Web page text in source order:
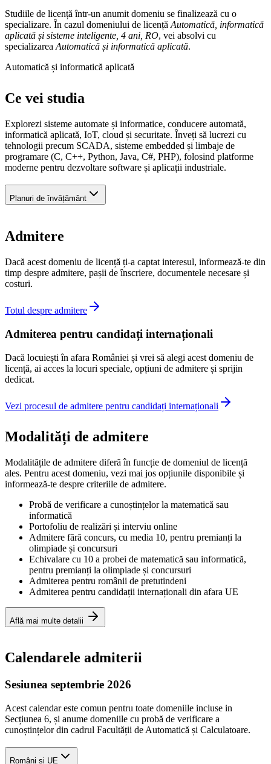
Studiile de licență într-un anumit domeniu se finalizează cu o
specializare. În cazul domeniului de licență Automatică, informatică
aplicată și sisteme inteligente, 4 ani, RO, vei absolvi cu
specializarea Automatică și informatică aplicată.
Automatică și informatică aplicată
Ce vei studia
Explorezi sisteme automate și informatice, conducere automată,
informatică aplicată, IoT, cloud și securitate. Înveți să lucrezi cu
tehnologii precum SCADA, sisteme embedded și limbaje de
programare (C, C++, Python, Java, C#, PHP), folosind platforme
moderne pentru dezvoltare software și aplicații industriale.
Planuri de învățământ
Admitere
Dacă acest domeniu de licență ți-a captat interesul, informează-te din
timp despre admitere, pașii de înscriere, documentele necesare și
costuri.
Totul despre admitere
Admiterea pentru candidați internaționali
Dacă locuiești în afara României și vrei să alegi acest domeniu de
licență, ai acces la locuri speciale, opțiuni de admitere și sprijin
dedicat.
Vezi procesul de admitere pentru candidați internaționali
Modalități de admitere
Modalitățile de admitere diferă în funcție de domeniul de licență
ales. Pentru acest domeniu, vezi mai jos opțiunile disponibile și
informează-te despre criteriile de admitere.
Probă de verificare a cunoștințelor la matematică sau
informatică
Portofoliu de realizări și interviu online
Admitere fără concurs, cu media 10, pentru premianți la
olimpiade și concursuri
Echivalare cu 10 a probei de matematică sau informatică,
pentru premianți la olimpiade și concursuri
Admiterea pentru românii de pretutindeni
Admiterea pentru candidații internaționali din afara UE
Află mai multe detalii
Calendarele admiterii
Sesiunea septembrie 2026
Acest calendar este comun pentru toate domeniile incluse in
Secțiunea 6, și anume domeniile cu probă de verificare a
cunoștințelor din cadrul Facultății de Automatică și Calculatoare.
Români și UE